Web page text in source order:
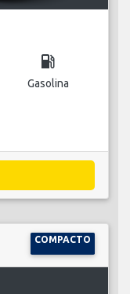
local_gas_station
Gasolina
COMPACTO